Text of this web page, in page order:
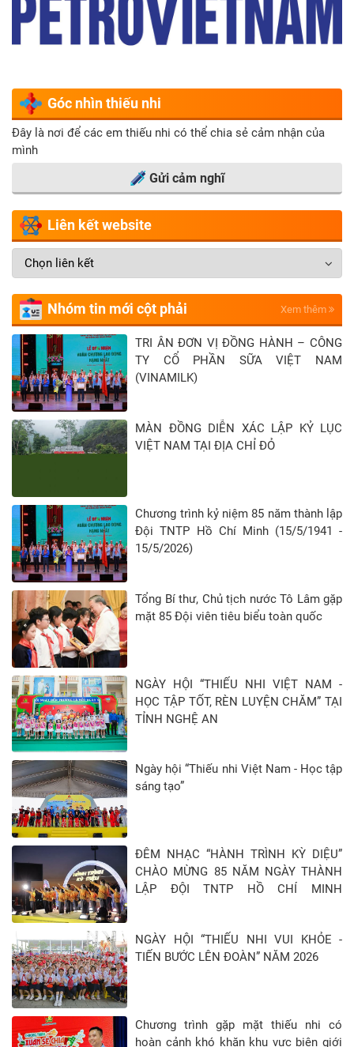
Góc nhìn thiếu nhi
Đây là nơi để các em thiếu nhi có thể chia sẻ cảm nhận của
mình
Gửi cảm nghĩ
Liên kết website
Nhóm tin mới cột phải Xem thêm
TRI ÂN ĐƠN VỊ ĐỒNG HÀNH – CÔNG
TY CỔ PHẦN SỮA VIỆT NAM
(VINAMILK)
MÀN ĐỒNG DIỄN XÁC LẬP KỶ LỤC
VIỆT NAM TẠI ĐỊA CHỈ ĐỎ
Chương trình kỷ niệm 85 năm thành lập
Đội TNTP Hồ Chí Minh (15/5/1941 -
15/5/2026)
Tổng Bí thư, Chủ tịch nước Tô Lâm gặp
mặt 85 Đội viên tiêu biểu toàn quốc
NGÀY HỘI “THIẾU NHI VIỆT NAM -
HỌC TẬP TỐT, RÈN LUYỆN CHĂM” TẠI
TỈNH NGHỆ AN
Ngày hội “Thiếu nhi Việt Nam - Học tập
sáng tạo”
ĐÊM NHẠC “HÀNH TRÌNH KỲ DIỆU”
CHÀO MỪNG 85 NĂM NGÀY THÀNH
LẬP ĐỘI TNTP HỒ CHÍ MINH
NGÀY HỘI “THIẾU NHI VUI KHỎE -
TIẾN BƯỚC LÊN ĐOÀN” NĂM 2026
Chương trình gặp mặt thiếu nhi có
hoàn cảnh khó khăn khu vực biên giới